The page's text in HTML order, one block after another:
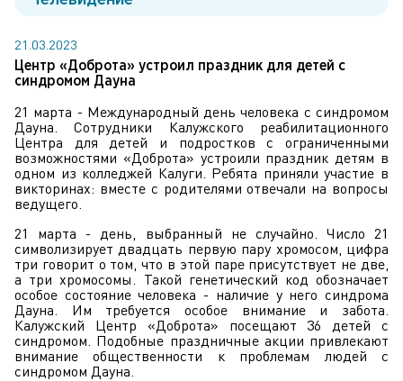
21.03.2023
Центр «Доброта» устроил праздник для детей с
синдромом Дауна
21 марта - Международный день человека с синдромом
Дауна. Сотрудники Калужского реабилитационного
Центра для детей и подростков с ограниченными
возможностями «Доброта» устроили праздник детям в
одном из колледжей Калуги. Ребята приняли участие в
викторинах: вместе с родителями отвечали на вопросы
ведущего.
21 марта - день, выбранный не случайно. Число 21
символизирует двадцать первую пару хромосом, цифра
три говорит о том, что в этой паре присутствует не две,
а три хромосомы. Такой генетический код обозначает
особое состояние человека - наличие у него синдрома
Дауна. Им требуется особое внимание и забота.
Калужский Центр «Доброта» посещают 36 детей с
синдромом. Подобные праздничные акции привлекают
внимание общественности к проблемам людей с
синдромом Дауна.